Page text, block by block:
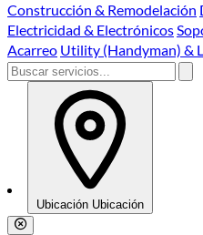
Construcción & Remodelación
Electricidad & Electrónicos
Acarreo Utility (Handyman) &
Ubicación Ubicación